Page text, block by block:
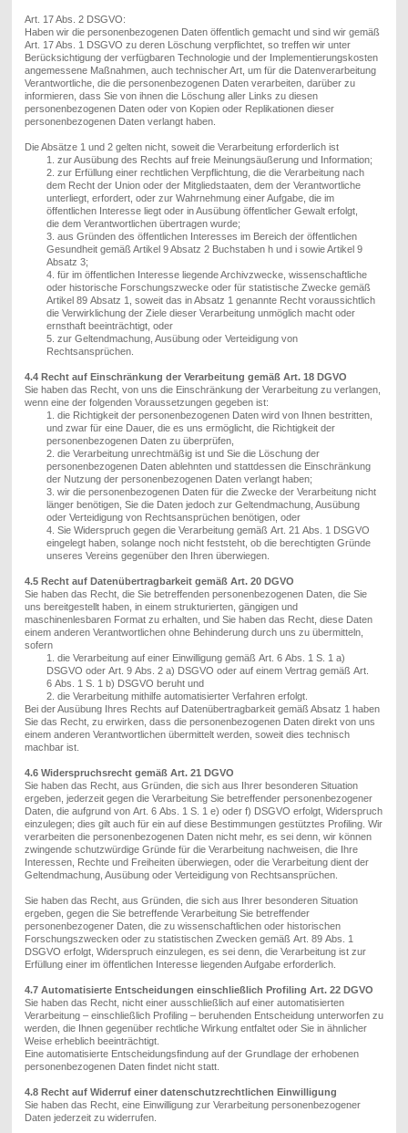
Art. 17 Abs. 2 DSGVO:
Haben wir die personenbezogenen Daten öffentlich gemacht und sind wir gemäß
Art. 17 Abs. 1 DSGVO zu deren Löschung verpflichtet, so treffen wir unter
Berücksichtigung der verfügbaren Technologie und der Implementierungskosten
angemessene Maßnahmen, auch technischer Art, um für die Datenverarbeitung
Verantwortliche, die die personenbezogenen Daten verarbeiten, darüber zu
informieren, dass Sie von ihnen die Löschung aller Links zu diesen
personenbezogenen Daten oder von Kopien oder Replikationen dieser
personenbezogenen Daten verlangt haben.
Die Absätze 1 und 2 gelten nicht, soweit die Verarbeitung erforderlich ist
1.
zur Ausübung des Rechts auf freie Meinungsäußerung und Information;
2. zur Erfüllung einer rechtlichen Verpflichtung, die die Verarbeitung nach
dem Recht der Union oder der Mitgliedstaaten, dem der Verantwortliche
unterliegt, erfordert, oder zur Wahrnehmung einer Aufgabe, die im
öffentlichen Interesse liegt oder in Ausübung öffentlicher Gewalt erfolgt,
die dem Verantwortlichen übertragen wurde;
3. aus Gründen des öffentlichen Interesses im Bereich der öffentlichen
Gesundheit gemäßArtikel 9Absatz 2 Buchstaben h und i sowieArtikel 9
Absatz 3;
4. für im öffentlichen Interesse liegende Archivzwecke, wissenschaftliche
oder historische Forschungszwecke oder für statistische Zwecke gemäß
Artikel 89 Absatz 1, soweit das in Absatz 1 genannte Recht voraussichtlich
die Verwirklichung der Ziele dieser Verarbeitung unmöglich macht oder
ernsthaft beeinträchtigt, oder
5. zur Geltendmachung, Ausübung oder Verteidigung von
Rechtsansprüchen.
4.4 Recht auf Einschränkung der Verarbeitung gemäß Art. 18 DGVO
Sie haben das Recht, von uns die Einschränkung der Verarbeitung zu verlangen,
wenn eine der folgenden Voraussetzungen gegeben ist:
1.
die Richtigkeit der personenbezogenen Daten wird von Ihnen bestritten,
und zwar für eine Dauer, die es uns ermöglicht, die Richtigkeit der
personenbezogenen Daten zu überprüfen,
2. die Verarbeitung unrechtmäßig ist und Sie die Löschung der
personenbezogenen Daten ablehnten und stattdessen die Einschränkung
der Nutzung der personenbezogenen Daten verlangt haben;
3. wir die personenbezogenen Daten für die Zwecke der Verarbeitung nicht
länger benötigen, Sie die Daten jedoch zur Geltendmachung, Ausübung
oder Verteidigung von Rechtsansprüchen benötigen, oder
4. Sie Widerspruch gegen die Verarbeitung gemäß Art. 21 Abs. 1 DSGVO
eingelegt haben, solange noch nicht feststeht, ob die berechtigten Gründe
unseres Vereins gegenüber den Ihren überwiegen.
4.5 Recht auf Datenübertragbarkeit gemäß Art. 20 DGVO
Sie haben das Recht, die Sie betreffenden personenbezogenen Daten, die Sie
uns bereitgestellt haben, in einem strukturierten, gängigen und
maschinenlesbaren Format zu erhalten, und Sie haben das Recht, diese Daten
einem anderen Verantwortlichen ohne Behinderung durch uns zu übermitteln,
sofern
1. die Verarbeitung auf einer Einwilligung gemäß Art. 6Abs. 1 S. 1 a)
DSGVO oder Art. 9Abs 2 a) DSGVO oder auf einem Vertrag gemäß Art.
6Abs 1 S. 1 b) DSGVO beruht und
2. die Verarbeitung mithilfe automatisierter Verfahren erfolgt.
Bei der Ausübung Ihres Rechts auf Datenübertragbarkeit gemäß Absatz 1 haben
Sie das Recht, zu erwirken, dass die personenbezogenen Daten direkt von uns
einem anderen Verantwortlichen übermittelt werden, soweit dies technisch
machbar ist.
4.6 Widerspruchsrecht gemäß Art. 21 DGVO
Sie haben das Recht, aus Gründen, die sich aus Ihrer besonderen Situation
ergeben, jederzeit gegen die Verarbeitung Sie betreffender personenbezogener
Daten, die aufgrund von Art. 6Abs 1 S. 1 e) oder f) DSGVO erfolgt, Widerspruch
einzulegen; dies gilt auch für ein auf diese Bestimmungen gestütztes Profiling. Wir
verarbeiten die personenbezogenen Daten nicht mehr, es sei denn, wir können
zwingende schutzwürdige Gründe für die Verarbeitung nachweisen, die Ihre
Interessen, Rechte und Freiheiten überwiegen, oder die Verarbeitung dient der
Geltendmachung, Ausübung oder Verteidigung von Rechtsansprüchen.
Sie haben das Recht, aus Gründen, die sich aus Ihrer besonderen Situation
ergeben, gegen die Sie betreffende Verarbeitung Sie betreffender
personenbezogener Daten, die zu wissenschaftlichen oder historischen
Forschungszwecken oder zu statistischen Zwecken gemäß Art. 89Abs
1
DSGVO erfolgt, Widerspruch einzulegen, es sei denn, die Verarbeitung ist zur
Erfüllung einer im öffentlichen Interesse liegenden Aufgabe erforderlich.
4.7 Automatisierte Entscheidungen einschließlich Profiling Art. 22 DGVO
Sie haben das Recht, nicht einer ausschließlich auf einer automatisierten
Verarbeitung – einschließlich Profiling – beruhenden Entscheidung unterworfen zu
werden, die Ihnen gegenüber rechtliche Wirkung entfaltet oder Sie in ähnlicher
Weise erheblich beeinträchtigt.
Eine automatisierte Entscheidungsfindung auf der Grundlage der erhobenen
personenbezogenen Daten findet nicht statt.
4.8 Recht auf Widerruf einer datenschutzrechtlichen Einwilligung
Sie haben das Recht, eine Einwilligung zur Verarbeitung personenbezogener
Daten jederzeit zu widerrufen.